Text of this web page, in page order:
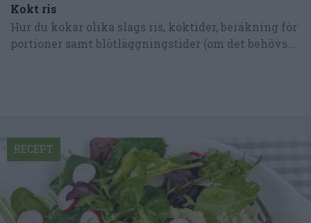
Kokt ris
Hur du kokar olika slags ris, koktider, beräkning för
portioner samt blötläggningstider (om det behövs...
RECEPT